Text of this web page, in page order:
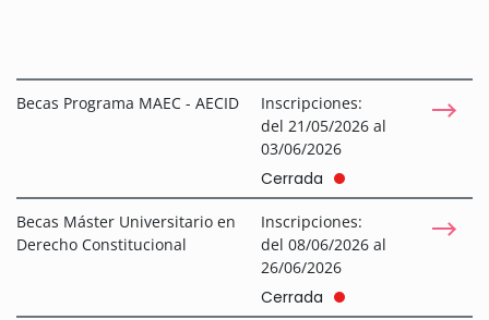
Becas Programa MAEC - AECID
Inscripciones:
del 21/05/2026 al
03/06/2026
Cerrada
Becas Máster Universitario en
Derecho Constitucional
Inscripciones:
del 08/06/2026 al
26/06/2026
Cerrada